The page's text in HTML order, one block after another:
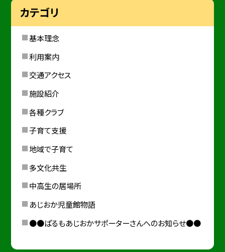
カテゴリ
基本理念
利用案内
交通アクセス
施設紹介
各種クラブ
子育て支援
地域で子育て
多文化共生
中高生の居場所
あじおか児童館物語
●●ぱるもあじおかサポーターさんへのお知らせ●●